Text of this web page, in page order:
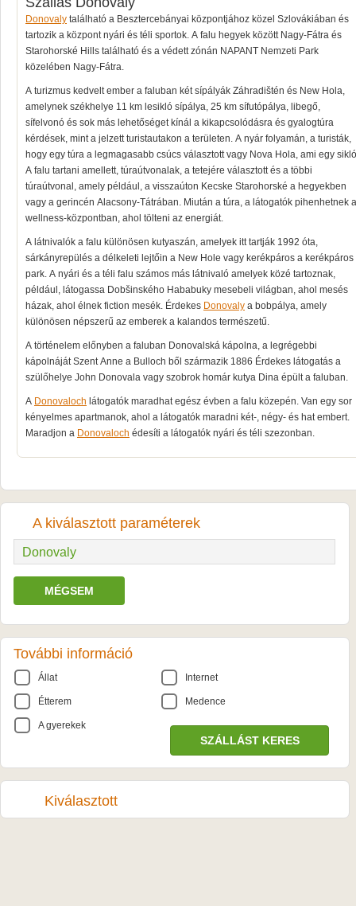
Donovaly található a Besztercebányai központjához közel Szlovákiában és
tartozik a központ nyári és téli sportok. A falu hegyek között Nagy-Fátra és
Starohorské Hills található és a védett zónán NAPANT Nemzeti Park
közelében Nagy-Fátra.
A turizmus kedvelt ember a faluban két sípályák Záhradištén és New Hola,
amelynek székhelye 11 km lesikló sípálya, 25 km sífutópálya, libegő,
sífelvonó és sok más lehetőséget kínál a kikapcsolódásra és gyalogtúra
kérdések, mint a jelzett turistautakon a területen. A nyár folyamán, a turisták,
hogy egy túra a legmagasabb csúcs választott vagy Nova Hola, ami egy
A falu tartani amellett, túraútvonalak, a tetejére választott és a többi
túraútvonal, amely például, a visszaúton Kecske Starohorské a hegyekben
vagy a gerincén Alacsony-Tátrában. Miután a túra, a látogatók pihenhetnek a
wellness-központban, ahol tölteni az energiát.
A látnivalók a falu különösen kutyaszán, amelyek itt tartják 1992 óta,
sárkányrepülés a délkeleti lejtőin a New Hole vagy kerékpáros a kerékpáros
park. A nyári és a téli falu számos más látnivaló amelyek közé tartoznak,
például, látogassa Dobšinského Hababuky mesebeli világban, ahol mesés
házak, ahol élnek fiction mesék. Érdekes Donovaly a bobpálya, amely
különösen népszerű az emberek a kalandos természetű.
A történelem előnyben a faluban Donovalská kápolna, a legrégebbi
kápolnáját Szent Anne a Bulloch ből származik 1886 Érdekes látogatás a
szülőhelye John Donovala vagy szobrok homár kutya Dina épült a faluban.
A Donovaloch látogatók maradhat egész évben a falu közepén. Van egy sor
kényelmes apartmanok, ahol a látogatók maradni két-, négy- és hat embert.
Maradjon a Donovaloch édesíti a látogatók nyári és téli szezonban.
A kiválasztott paraméterek
Donovaly
MÉGSEM
További információ
Állat Internet
Étterem Medence
A gyerekek
Kiválasztott